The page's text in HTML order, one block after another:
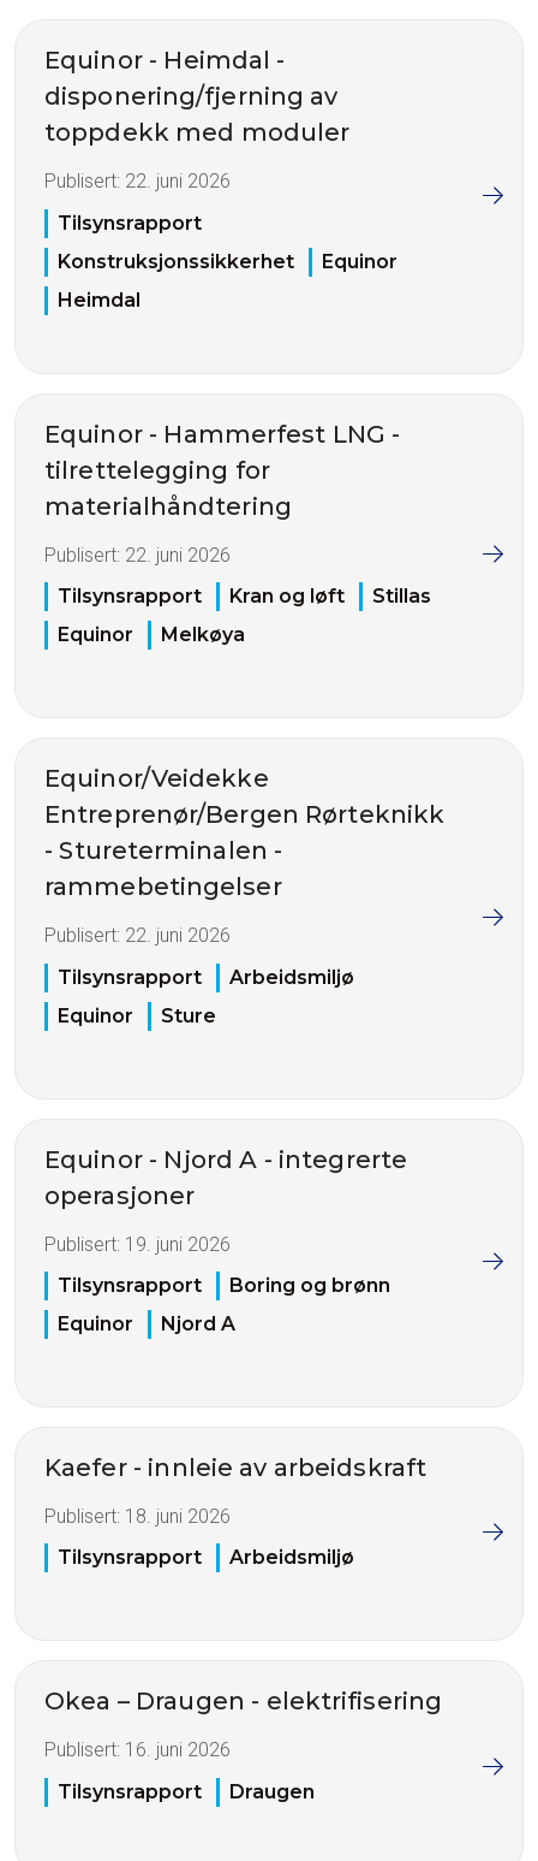
Equinor - Heimdal -
disponering/fjerning av
toppdekk med moduler
Publisert: 22. juni 2026
Tilsynsrapport
Konstruksjonssikkerhet
Equinor
Heimdal
Equinor - Hammerfest LNG -
tilrettelegging for
materialhåndtering
Publisert: 22. juni 2026
Tilsynsrapport
Kran og løft
Stillas
Equinor
Melkøya
Equinor/Veidekke
Entreprenør/Bergen Rørteknikk
- Stureterminalen -
rammebetingelser
Publisert: 22. juni 2026
Tilsynsrapport
Arbeidsmiljø
Equinor
Sture
Equinor - Njord A - integrerte
operasjoner
Publisert: 19. juni 2026
Tilsynsrapport
Boring og brønn
Equinor
Njord A
Kaefer - innleie av arbeidskraft
Publisert: 18. juni 2026
Tilsynsrapport
Arbeidsmiljø
Okea – Draugen - elektrifisering
Publisert: 16. juni 2026
Tilsynsrapport
Draugen